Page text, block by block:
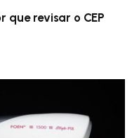
que revisar o CEP